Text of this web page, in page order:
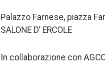
Palazzo Farnese, piazza
SALONE D’ ERCOLE
In collaborazione con